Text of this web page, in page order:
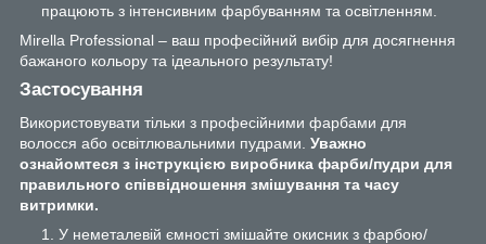
працюють з інтенсивним фарбуванням та освітленням.
Mirella Professional – ваш професійний вибір для досягнення
бажаного кольору та ідеального результату!
Застосування
Використовувати тільки з професійними фарбами для
волосся або освітлювальними пудрами. Уважно
ознайомтеся з інструкцією виробника фарби/пудри для
правильного співвідношення змішування та часу
витримки.
У неметалевій ємності змішайте окисник з фарбою/